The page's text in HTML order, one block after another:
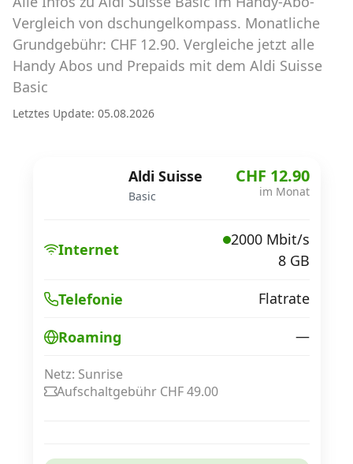
Abos für Tablets, Hotspots und Smart
Watches
Tarifrechner Handy-Abo
Alle Anbieter
Mobilfunknetz Schweiz
Roaming-Tarife abfragen
Handy-Abo kündigen oder
wechseln
Vergleich von dschungelkompass. Monatliche
Grundgebühr: CHF 12.90. Vergleiche jetzt alle
Handy Abos und Prepaids mit dem Aldi Suisse
Basic
Letztes Update: 05.08.2026
Aldi Suisse
Basic
CHF 12.90
im Monat
Internet
2000 Mbit/s
8 GB
Telefonie Flatrate
Roaming —
Netz: Sunrise
Aufschaltgebühr CHF 49.00